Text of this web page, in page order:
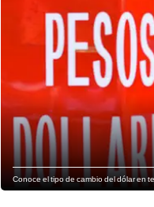
Conoce el tipo de cambio del dólar en